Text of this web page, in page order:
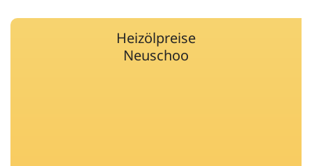
Heizölpreise
Neuschoo